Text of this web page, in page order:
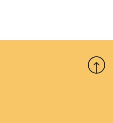
Nach